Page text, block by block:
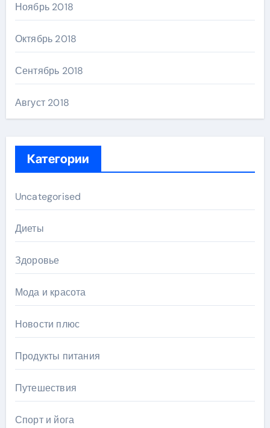
Ноябрь 2018
Октябрь 2018
Сентябрь 2018
Август 2018
Категории
Uncategorised
Диеты
Здоровье
Мода и красота
Новости плюс
Продукты питания
Путешествия
Спорт и йога